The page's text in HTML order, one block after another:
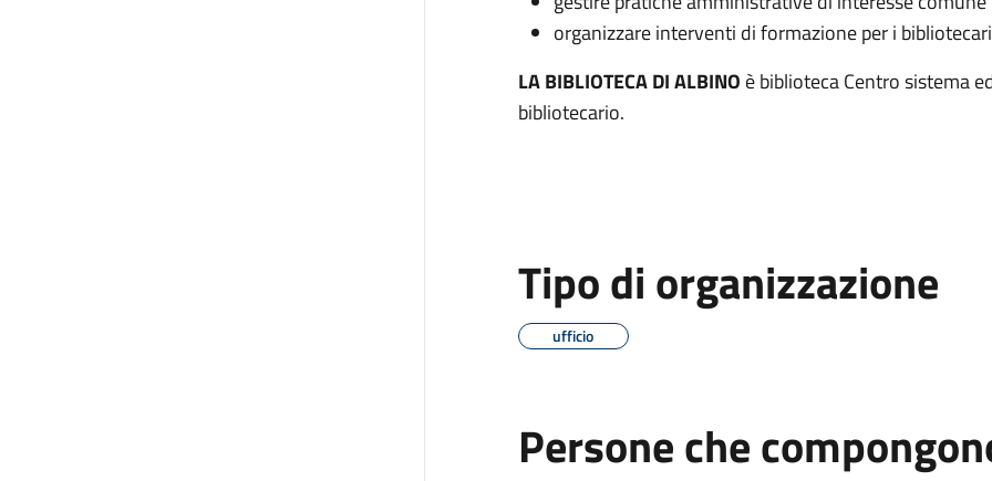
organizzare interventi di formazione per i bibliotecari
LA BIBLIOTECA DI ALBINO è biblioteca Centro sistema
bibliotecario.
Tipo di organizzazione
ufficio
Persone che